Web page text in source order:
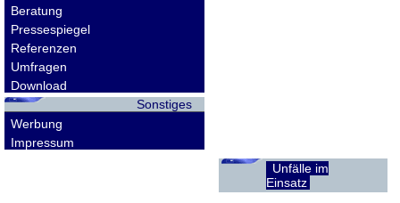
Beratung
Pressespiegel
Referenzen
Umfragen
Download
Sonstiges
Werbung
Impressum
Unfälle im
Einsatz